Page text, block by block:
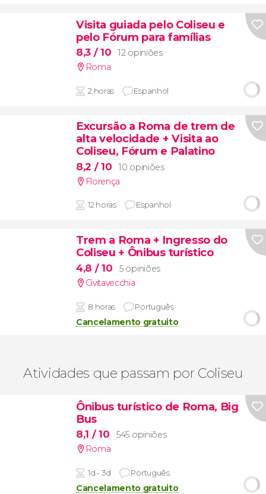
Visita guiada pelo Coliseu e
pelo Fórum para famílias
8,3 / 10
12 opiniões
Roma
2 horas Espanhol
Excursão a Roma de trem de
alta velocidade + Visita ao
Coliseu, Fórum e Palatino
8,2 / 10
10 opiniões
Florença
12 horas Espanhol
Trem a Roma + Ingresso do
Coliseu + Ônibus turístico
4,8 / 10
5 opiniões
Civitavecchia
8 horas Português
Cancelamento gratuito
Atividades que passam por Coliseu
Ônibus turístico de Roma, Big
Bus
8,1 / 10
545 opiniões
Roma
1d - 3d Português
Cancelamento gratuito